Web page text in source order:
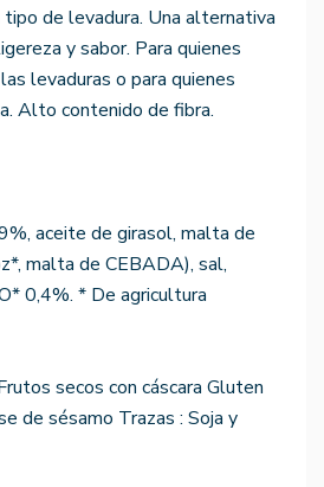
tipo de levadura. Una alternativa
y sabor. Para quienes
levaduras o para quienes
Alto contenido de fibra.
aceite de girasol, malta de
malta de CEBADA), sal,
0,4%. * De agricultura
secos con cáscara Gluten
de sésamo Trazas : Soja y